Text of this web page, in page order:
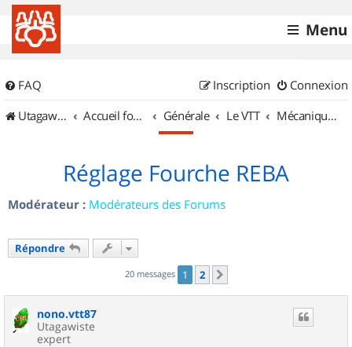
Menu
FAQ Connexion
Inscription
UtagawaVTT (Randos VTT et VTTAE avec traces GPS)
Accueil forum Générale Le VTT Mécanique et Entretiens
Réglage Fourche REBA
Modérateur : Modérateurs des Forums
Répondre
20 messages 1 2
nono.vtt87
Utagawiste
expert